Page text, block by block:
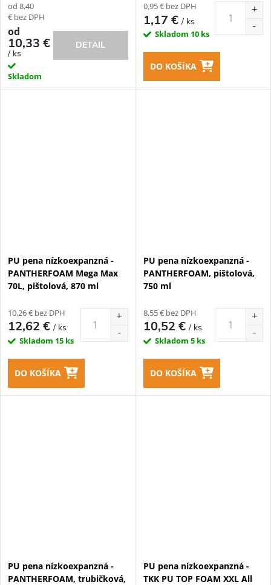
od 8,40
€ bez DPH
od
10,33 €
/ ks
Skladom
DETAIL
0,95 € bez DPH
1,17 €/ ks
Skladom 10 ks
DO KOŠÍKA
PU pena nízkoexpanzná -
PANTHERFOAM Mega Max
70L, pištolová, 870 ml
10,26 € bez DPH
12,62 €/ ks
Skladom 15 ks
DO KOŠÍKA
PU pena nízkoexpanzná -
PANTHERFOAM, pištolová,
750 ml
8,55 € bez DPH
10,52 €/ ks
Skladom 5 ks
DO KOŠÍKA
PU pena nízkoexpanzná -
PANTHERFOAM, trubičková,
PU pena nízkoexpanzná -
TKK PU TOP FOAM XXL All